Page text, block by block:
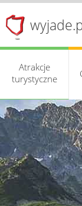
Atrakcje
turystyczne